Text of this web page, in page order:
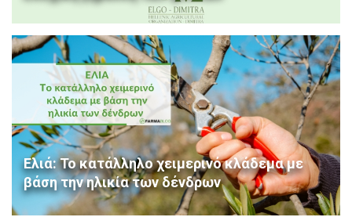
Ελιά: Το κατάλληλο χειμερινό κλάδεμα με
βάση την ηλικία των δένδρων